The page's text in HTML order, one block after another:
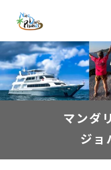
マンダ
ジョ